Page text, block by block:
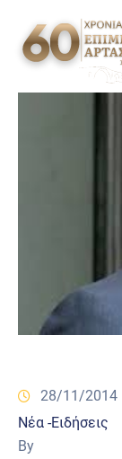
28/11/2014
Νέα -Ειδήσεις
By